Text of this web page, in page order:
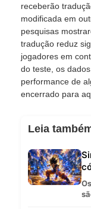
receberão
modificada em
pesquisas
tradução reduz
jogadores em
do teste, os
performance de
encerrado para
Leia